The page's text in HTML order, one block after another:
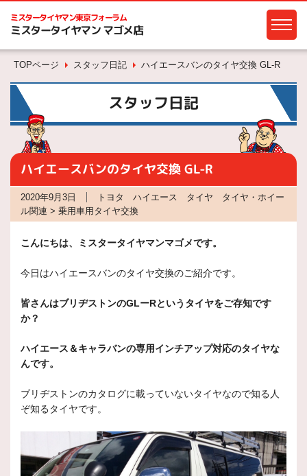
ミスタータイヤマン東京フォーラム
ミスタータイヤマン マゴメ店
TOPページ スタッフ日記 ハイエースバンのタイヤ交換 GL-R
スタッフ日記
ハイエースバンのタイヤ交換 GL-R
2020年9月3日
トヨタ ハイエース タイヤ タイヤ・ホイー
ル関連 > 乗用車用タイヤ交換
こんにちは、ミスタータイヤマンマゴメです。
今日はハイエースバンのタイヤ交換のご紹介です。
皆さんはブリヂストンのGLーRというタイヤをご存知です
か？
ハイエース＆キャラバンの専用インチアップ対応のタイヤな
んです。
ブリヂストンのカタログに載っていないタイヤなので知る人
ぞ知るタイヤです。